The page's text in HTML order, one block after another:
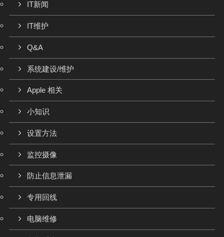
IT新闻
IT维护
Q&A
系统建设/维护
Apple 相关
小知识
设置方法
监控摄像
防止信息泄漏
专用回线
电脑维修